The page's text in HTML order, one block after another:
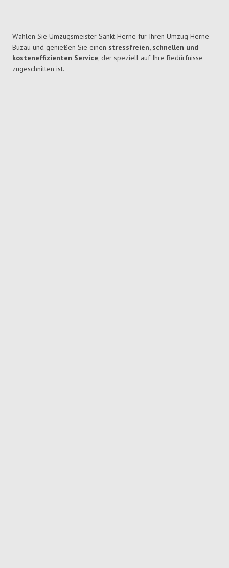
Wählen Sie Umzugsmeister Sankt Herne für Ihren Umzug Herne
Buzau und genießen Sie einen stressfreien, schnellen und
kosteneffizienten Service, der speziell auf Ihre Bedürfnisse
zugeschnitten ist.